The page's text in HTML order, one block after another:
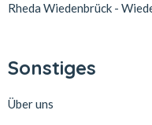
Rheda Wiedenbrück -
Sonstiges
Über uns